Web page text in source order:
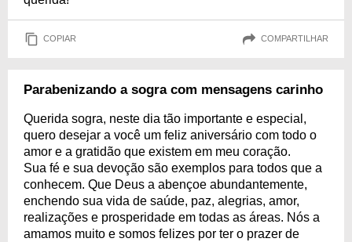
COPIAR COMPARTILHAR
Parabenizando a sogra com mensagens carinho
Querida sogra, neste dia tão importante e especial,
quero desejar a você um feliz aniversário com todo o
amor e a gratidão que existem em meu coração.
Sua fé e sua devoção são exemplos para todos que a
conhecem. Que Deus a abençoe abundantemente,
enchendo sua vida de saúde, paz, alegrias, amor,
realizações e prosperidade em todas as áreas. Nós a
amamos muito e somos felizes por ter o prazer de